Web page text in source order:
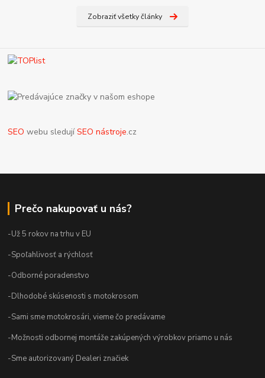
Zobraziť všetky články
SEO webu sledujíSEO nástroje.cz
Prečo nakupovať u nás?
-Už 5 rokov na trhu v EU
-Spoľahlivosť a rýchlosť
-Odborné poradenstvo
-Dlhodobé skúsenosti s motokrosom
-Sami sme motokrosári, vieme čo predávame
-Možnosti odbornej montáže zakúpených výrobkov priamo u nás
-Sme autorizovaný Dealeri značiek